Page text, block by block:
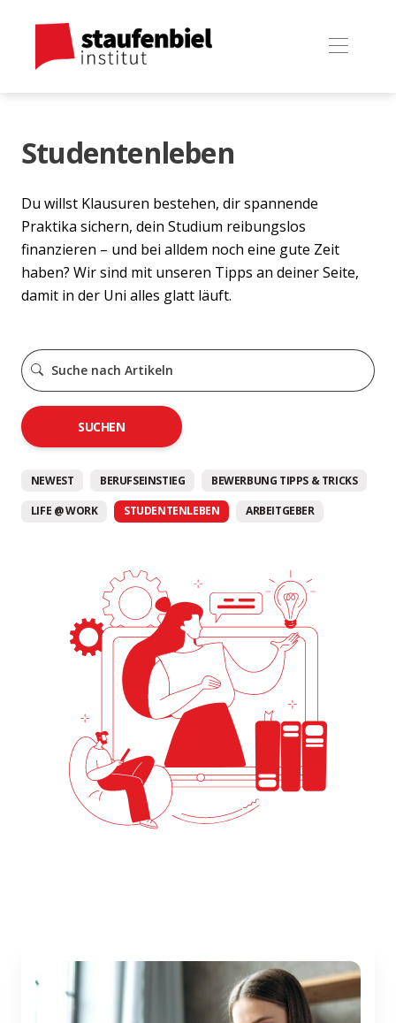
Studentenleben
Du willst Klausuren bestehen, dir spannende
Praktika sichern, dein Studium reibungslos
finanzieren – und bei alldem noch eine gute Zeit
haben? Wir sind mit unseren Tipps an deiner Seite,
damit in der Uni alles glatt läuft.
SUCHEN
NEWEST BERUFSEINSTIEG BEWERBUNG TIPPS & TRICKS
LIFE @ WORK STUDENTENLEBEN ARBEITGEBER